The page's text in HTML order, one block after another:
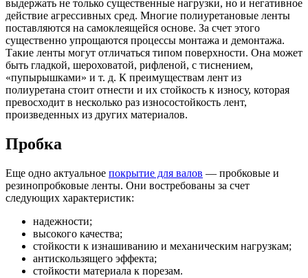
выдержать не только существенные нагрузки, но и негативное
действие агрессивных сред. Многие полиуретановые ленты
поставляются на самоклеящейся основе. За счет этого
существенно упрощаются процессы монтажа и демонтажа.
Такие ленты могут отличаться типом поверхности. Она может
быть гладкой, шероховатой, рифленой, с тиснением,
«пупырышками» и т. д. К преимуществам лент из
полиуретана стоит отнести и их стойкость к износу, которая
превосходит в несколько раз износостойкость лент,
произведенных из других материалов.
Пробка
Еще одно актуальное покрытие для валов — пробковые и
резинопробковые ленты. Они востребованы за счет
следующих характеристик:
надежности;
высокого качества;
стойкости к изнашиванию и механическим нагрузкам;
антискользящего эффекта;
стойкости материала к порезам.